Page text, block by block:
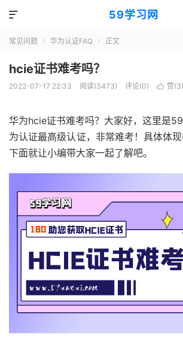
59学习网

常见问题  华为认证FAQ  正文
hcie证书难考吗？
2022-07-17 22:33 阅读(3473) 评论(0)  赞(3)
华为hcie证书难考吗？大家好，这里是
为认证最高级认证，非常难考！具体体现
下面就让小编带大家一起了解吧。